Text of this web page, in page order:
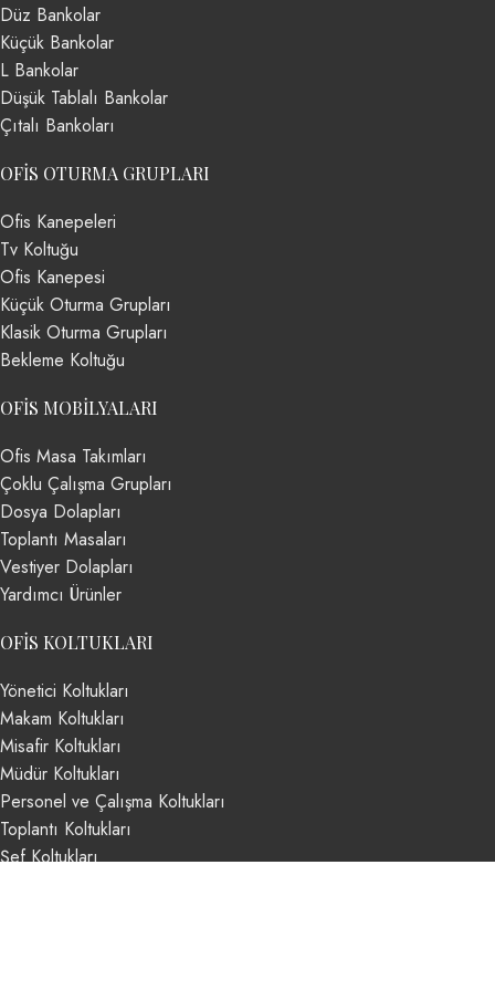
Düz Bankolar
Küçük Bankolar
L Bankolar
Düşük Tablalı Bankolar
Çıtalı Bankoları
OFIS OTURMA GRUPLARI
Ofis Kanepeleri
Tv Koltuğu
Ofis Kanepesi
Küçük Oturma Grupları
Klasik Oturma Grupları
Bekleme Koltuğu
OFIS MOBILYALARI
Ofis Masa Takımları
Çoklu Çalışma Grupları
Dosya Dolapları
Toplantı Masaları
Vestiyer Dolapları
Yardımcı Ürünler
OFIS KOLTUKLARI
Yönetici Koltukları
Makam Koltukları
Misafir Koltukları
Müdür Koltukları
Personel ve Çalışma Koltukları
Toplantı Koltukları
Şef Koltukları